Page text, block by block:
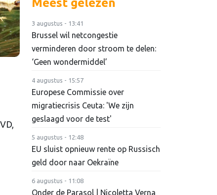
Meest gelezen
3 augustus - 13:41
Brussel wil netcongestie
verminderen door stroom te delen:
‘Geen wondermiddel’
4 augustus - 15:57
Europese Commissie over
migratiecrisis Ceuta: 'We zijn
geslaagd voor de test'
5 augustus - 12:48
EU sluist opnieuw rente op Russisch
geld door naar Oekraïne
6 augustus - 11:08
Onder de Parasol | Nicoletta Verna